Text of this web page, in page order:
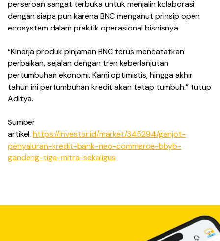
perseroan sangat terbuka untuk menjalin kolaborasi
dengan siapa pun karena BNC menganut prinsip open
ecosystem dalam praktik operasional bisnisnya.
“Kinerja produk pinjaman BNC terus mencatatkan
perbaikan, sejalan dengan tren keberlanjutan
pertumbuhan ekonomi. Kami optimistis, hingga akhir
tahun ini pertumbuhan kredit akan tetap tumbuh,” tutup
Aditya.
Sumber
artikel: https://investor.id/market/345294/genjot-
penyaluran-kredit-bank-neo-commerce-bbyb-
gandeng-tiga-mitra-sekaligus